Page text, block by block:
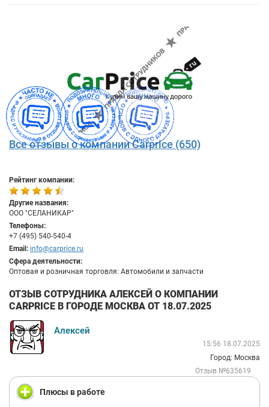
Все отзывы о компании Carprice (650)
Рейтинг компании:
Другие названия:
ООО "СЕЛАНИКАР"
Телефоны:
+7 (495) 540-540-4
Email: info@carprice.ru
Сфера деятельности:
Оптовая и розничная торговля: Автомобили и запчасти
ОТЗЫВ СОТРУДНИКА АЛЕКСЕЙ О КОМПАНИИ
CARPRICE В ГОРОДЕ МОСКВА ОТ 18.07.2025
Алексей
15:56 18.07.2025
Город: Москва
Отзыв №635619
Плюсы в работе